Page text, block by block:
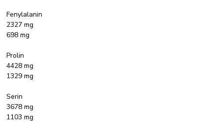
Fenylalanin
2327 mg
698 mg
Prolin
4428 mg
1329 mg
Serin
3678 mg
1103 mg